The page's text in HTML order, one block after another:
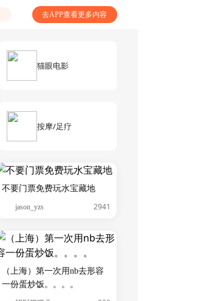
去APP查看更多内容
猫眼电影
按摩/足疗
不要门票免费玩水宝藏地
jason_yzs 2941
（上海）第一次用nb去形容
一份蛋炒饭。。。。